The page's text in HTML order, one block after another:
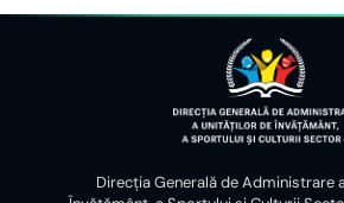
Direcția Generală de Administrare